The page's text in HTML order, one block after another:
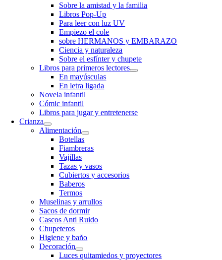
Sobre la amistad y la familia
Libros Pop-Up
Para leer con luz UV
Empiezo el cole
sobre HERMANOS y EMBARAZO
Ciencia y naturaleza
Sobre el esfínter y chupete
Libros para primeros lectores
En mayúsculas
En letra ligada
Novela infantil
Cómic infantil
Libros para jugar y entretenerse
Crianza
Alimentación
Botellas
Fiambreras
Vajillas
Tazas y vasos
Cubiertos y accesorios
Baberos
Termos
Muselinas y arrullos
Sacos de dormir
Cascos Anti Ruido
Chupeteros
Higiene y baño
Decoración
Luces quitamiedos y proyectores